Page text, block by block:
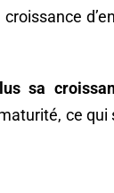
sa
ce qui